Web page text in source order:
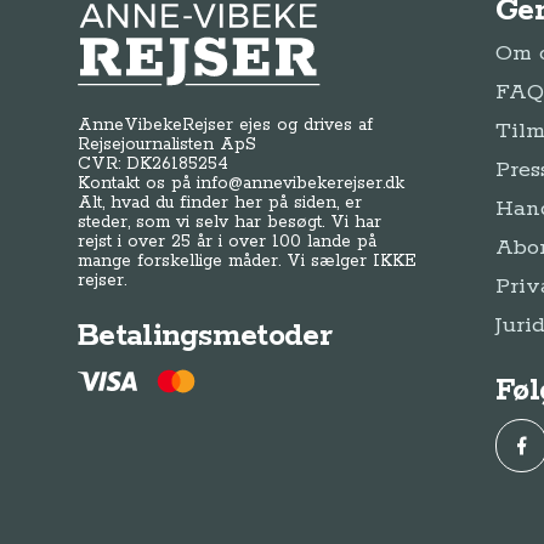
Anne-Vibeke Rejser
AnneVibekeRejser ejes og drives af
Rejsejournalisten ApS
CVR: DK26185254
Kontakt os påinfo@annevibekerejser.dk
Alt, hvad du finder her på siden, er
steder, som vi selv har besøgt. Vi har
rejst i over 25 år i over 100 lande på
mange forskellige måder. Vi sælger IKKE
rejser.
Betalingsmetoder
Om